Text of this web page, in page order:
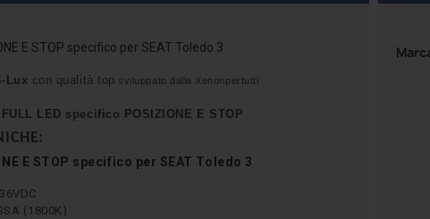
E STOP specifico per SEAT Toledo 3
Lux con qualità top sviluppato dalla Xenonpertutti
LED specifico POSIZIONE E STOP
E STOP specifico per SEAT Toledo 3
(1800K)